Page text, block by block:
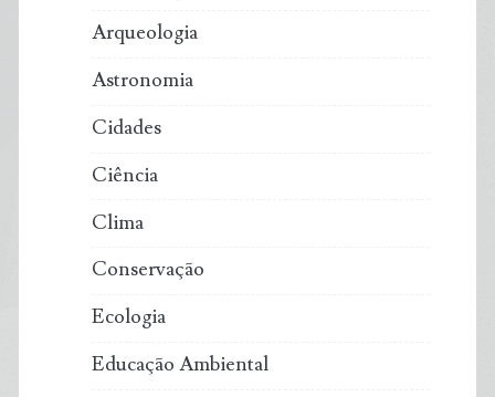
Arqueologia
Astronomia
Cidades
Ciência
Clima
Conservação
Ecologia
Educação Ambiental